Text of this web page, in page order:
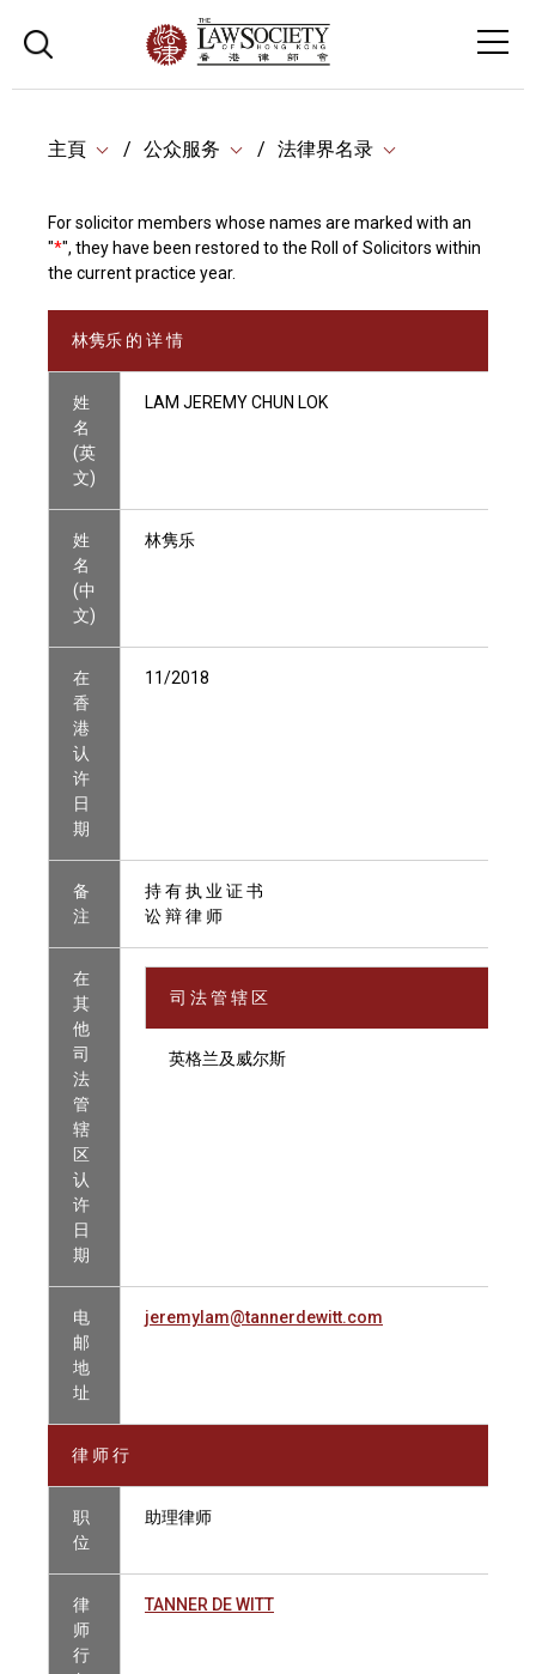
主頁 公众服务 法律界名录
For solicitor members whose names are marked with an
"*", they have been restored to the Roll of Solicitors within
the current practice year.
林隽乐 的 详 情
姓
名
(英
文)
LAM JEREMY CHUN LOK
姓
名
(中
文)
林隽乐
在
香
港
认
许
日
期
11/2018
备
注
持 有 执 业 证 书
讼 辩 律 师
在
其
他
司
法
管
辖
区
认
许
日
期
司 法 管 辖 区
英格兰及威尔斯
电
邮
地
址
jeremylam@tannerdewitt.com
律 师 行
职
位
助理律师
律
师
行
TANNER DE WITT